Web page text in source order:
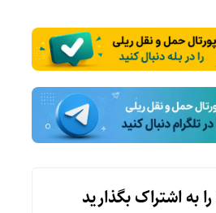
به اشتراک بگذارید